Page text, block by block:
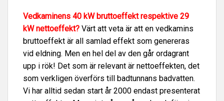
Vedkaminens 40 kW bruttoeffekt respektive 29
kW nettoeffekt? Värt att veta är att en vedkamins
bruttoeffekt är all samlad effekt som genereras
vid eldning. Men en hel del av den går ordagrant
upp i rök! Det som är relevant är nettoeffekten, det
som verkligen överförs till badtunnans badvatten.
Vi har alltid sedan start år 2000 endast presenterat